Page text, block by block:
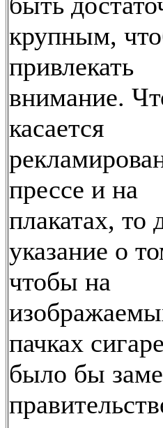
крупным,
привлекать
внимание.
касается
прессе и на
плакатах, то
указание о
чтобы на
пачках
было бы